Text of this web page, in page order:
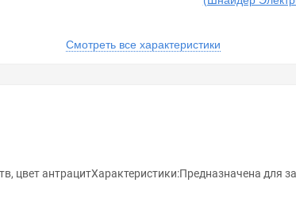
Смотреть все характеристики
цвет антрацитХарактеристики:Предназначена для